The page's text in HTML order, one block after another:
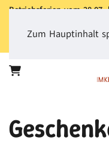
Betriebsferien vom 28.07.
dass derVersand aller
Vielen Dank für Ihr
Zum Hauptinhalt